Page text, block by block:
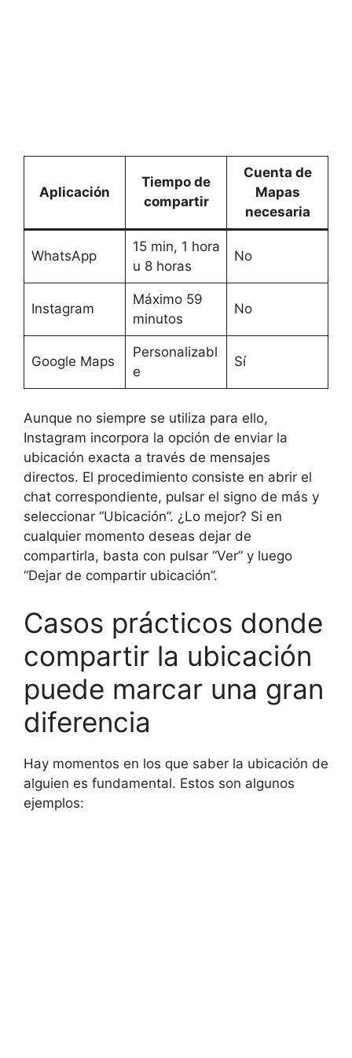
Aplicación
Tiempo de
compartir
Cuenta de
Mapas
necesaria
WhatsApp
15 min, 1 hora
u 8 horas
No
Instagram
Máximo 59
minutos
No
Google Maps
Personalizabl
e
Sí
Aunque no siempre se utiliza para ello,
Instagram incorpora la opción de enviar la
ubicación exacta a través de mensajes
directos. El procedimiento consiste en abrir el
chat correspondiente, pulsar el signo de más y
seleccionar “Ubicación”. ¿Lo mejor? Si en
cualquier momento deseas dejar de
compartirla, basta con pulsar “Ver” y luego
“Dejar de compartir ubicación”.
Casos prácticos donde
compartir la ubicación
puede marcar una gran
diferencia
Hay momentos en los que saber la ubicación de
alguien es fundamental. Estos son algunos
ejemplos: